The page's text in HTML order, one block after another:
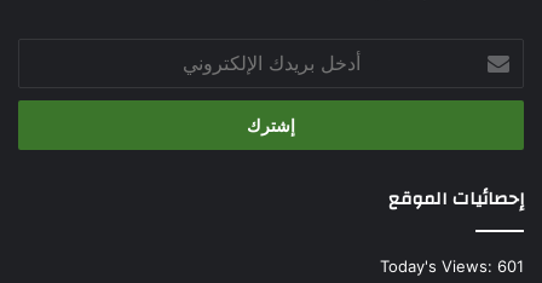
بريدك
الإلكتروني
إحصائيات الموقع
Today's Views: 601